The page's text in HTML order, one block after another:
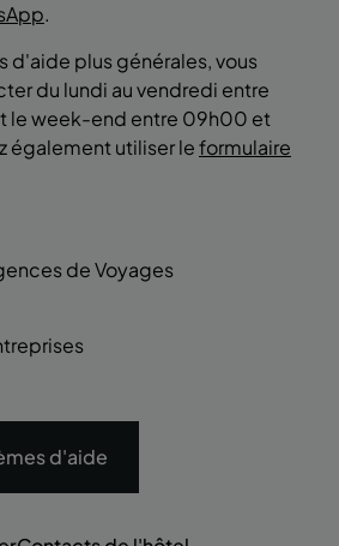
.
d'aide plus générales, vous
du lundi au vendredi entre
week-end entre 09h00 et
également utiliser leformulaire
de Voyages
d'aide